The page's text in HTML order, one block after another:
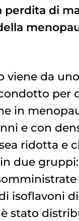
perdita di
viene da
per
in
e con
ridotta e
due gruppi:
isoflavoni
è stato